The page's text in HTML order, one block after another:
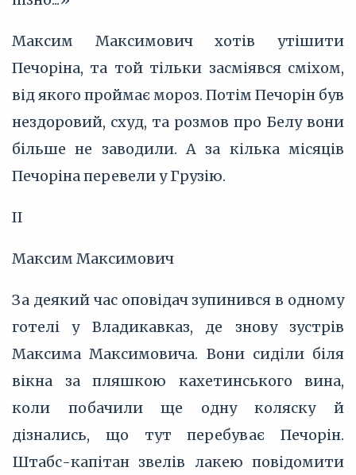
Максим Максимович хотів утішити
Печоріна, та той тільки засміявся сміхом,
від якого проймає мороз. Потім Печорін був
нездоровий, схуд, та розмов про Белу вони
більше не заводили. А за кілька місяців
Печоріна перевели у Грузію.
II
Максим Максимович
За деякий час оповідач зупинився в одному
готелі у Владикавказ, де знову зустрів
Максима Максимовича. Вони сиділи біля
вікна за пляшкою кахетинського вина,
коли побачили ще одну коляску й
дізнались, що тут перебуває Печорін.
Штабс-капітан звелів лакею повідомити